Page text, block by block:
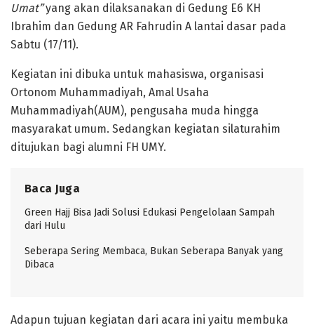
Umat”yang akan dilaksanakan di Gedung E6 KH
Ibrahim dan Gedung AR Fahrudin A lantai dasar pada
Sabtu (17/11).
Kegiatan ini dibuka untuk mahasiswa, organisasi
Ortonom Muhammadiyah, Amal Usaha
Muhammadiyah(AUM), pengusaha muda hingga
masyarakat umum. Sedangkan kegiatan silaturahim
ditujukan bagi alumni FH UMY.
Baca Juga
Green Hajj Bisa Jadi Solusi Edukasi Pengelolaan Sampah
dari Hulu
Seberapa Sering Membaca, Bukan Seberapa Banyak yang
Dibaca
Adapun tujuan kegiatan dari acara ini yaitu membuka